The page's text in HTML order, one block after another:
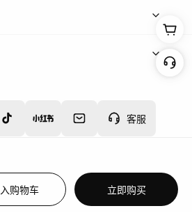
购物车 立即购买
客服
：川B2-20160192
蜀ICP备12020238号-4
违法和不良信息举报中心